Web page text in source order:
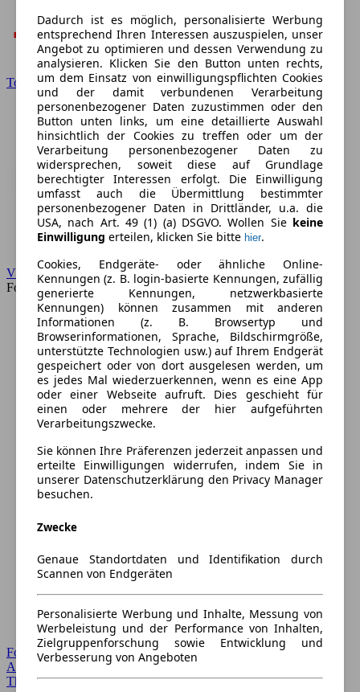
Toyota
VW
Forum
Forum Startseite
Alle Auto-Foren
Themen-Forum
Dadurch ist es möglich, personalisierte Werbung
entsprechend Ihren Interessen auszuspielen, unser
Angebot zu optimieren und dessen Verwendung zu
analysieren. Klicken Sie den Button unten rechts,
um dem Einsatz von einwilligungspflichten Cookies
und der damit verbundenen Verarbeitung
personenbezogener Daten zuzustimmen oder den
Button unten links, um eine detaillierte Auswahl
hinsichtlich der Cookies zu treffen oder um der
Verarbeitung personenbezogener Daten zu
widersprechen, soweit diese auf Grundlage
berechtigter Interessen erfolgt. Die Einwilligung
umfasst auch die Übermittlung bestimmter
personenbezogener Daten in Drittländer, u.a. die
USA, nach Art. 49 (1) (a) DSGVO. Wollen Sie keine
Einwilligung erteilen, klicken Sie bitte hier.
Cookies, Endgeräte- oder ähnliche Online-
Kennungen (z. B. login-basierte Kennungen, zufällig
generierte Kennungen, netzwerkbasierte
Kennungen) können zusammen mit anderen
Informationen (z. B. Browsertyp und
Browserinformationen, Sprache, Bildschirmgröße,
unterstützte Technologien usw.) auf Ihrem Endgerät
gespeichert oder von dort ausgelesen werden, um
es jedes Mal wiederzuerkennen, wenn es eine App
oder einer Webseite aufruft. Dies geschieht für
einen oder mehrere der hier aufgeführten
Verarbeitungszwecke.
Sie können Ihre Präferenzen jederzeit anpassen und
erteilte Einwilligungen widerrufen, indem Sie in
unserer Datenschutzerklärung den Privacy Manager
besuchen.
Zwecke
Genaue Standortdaten und Identifikation durch
Scannen von Endgeräten
Personalisierte Werbung und Inhalte, Messung von
Werbeleistung und der Performance von Inhalten,
Zielgruppenforschung sowie Entwicklung und
Verbesserung von Angeboten